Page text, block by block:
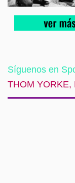
Síguenos en
THOM YORKE,